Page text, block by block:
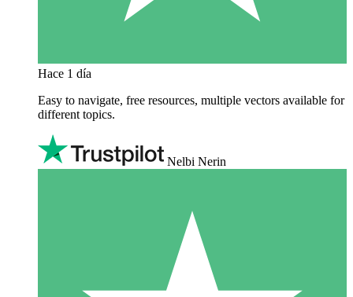
Hace 1 día
Easy to navigate, free resources, multiple vectors available for
different topics.
Nelbi Nerin